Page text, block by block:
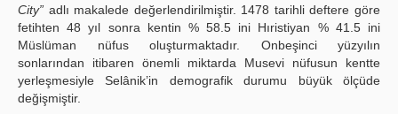
City” adlı makalede değerlendirilmiştir. 1478 tarihli deftere göre
fetihten 48 yıl sonra kentin % 58.5 ini Hıristiyan % 41.5 ini
Müslüman nüfus oluşturmaktadır. Onbeşinci yüzyılın
sonlarından itibaren önemli miktarda Musevi nüfusun kentte
yerleşmesiyle Selânik’in demografik durumu büyük ölçüde
değişmiştir.